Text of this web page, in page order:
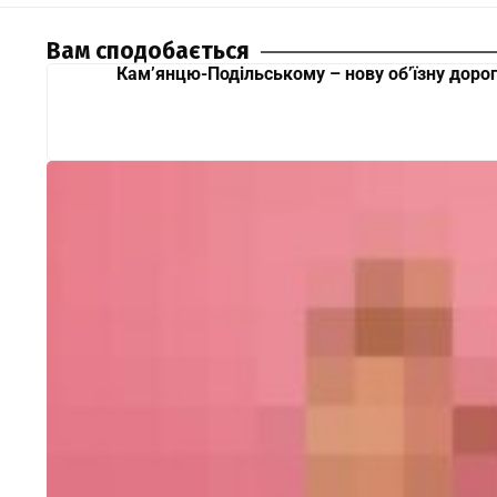
Вам сподобається
Кам’янцю-Подільському – нову об’їзну